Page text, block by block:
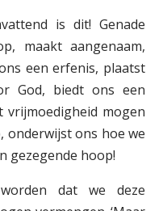
is dit! Genade
maakt aangenaam,
een erfenis, plaatst
God, biedt ons een
vrijmoedigheid mogen
onderwijst ons hoe we
gezegende hoop!
dat we deze